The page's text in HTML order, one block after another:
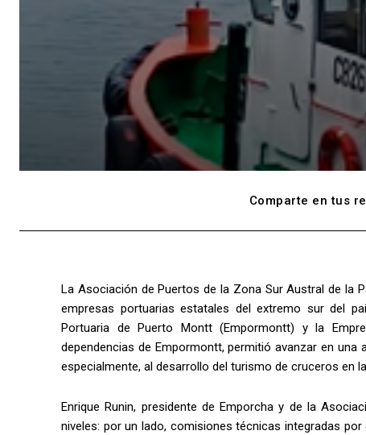
Comparte en tus
La Asociación de Puertos de la Zona Sur Austral de la
empresas portuarias estatales del extremo sur del
Portuaria de Puerto Montt (Empormontt) y la
dependencias de Empormontt, permitió avanzar en
especialmente, al desarrollo del turismo de cruceros en
Enrique Runin, presidente de Emporcha y de la
niveles: por un lado, comisiones técnicas integradas